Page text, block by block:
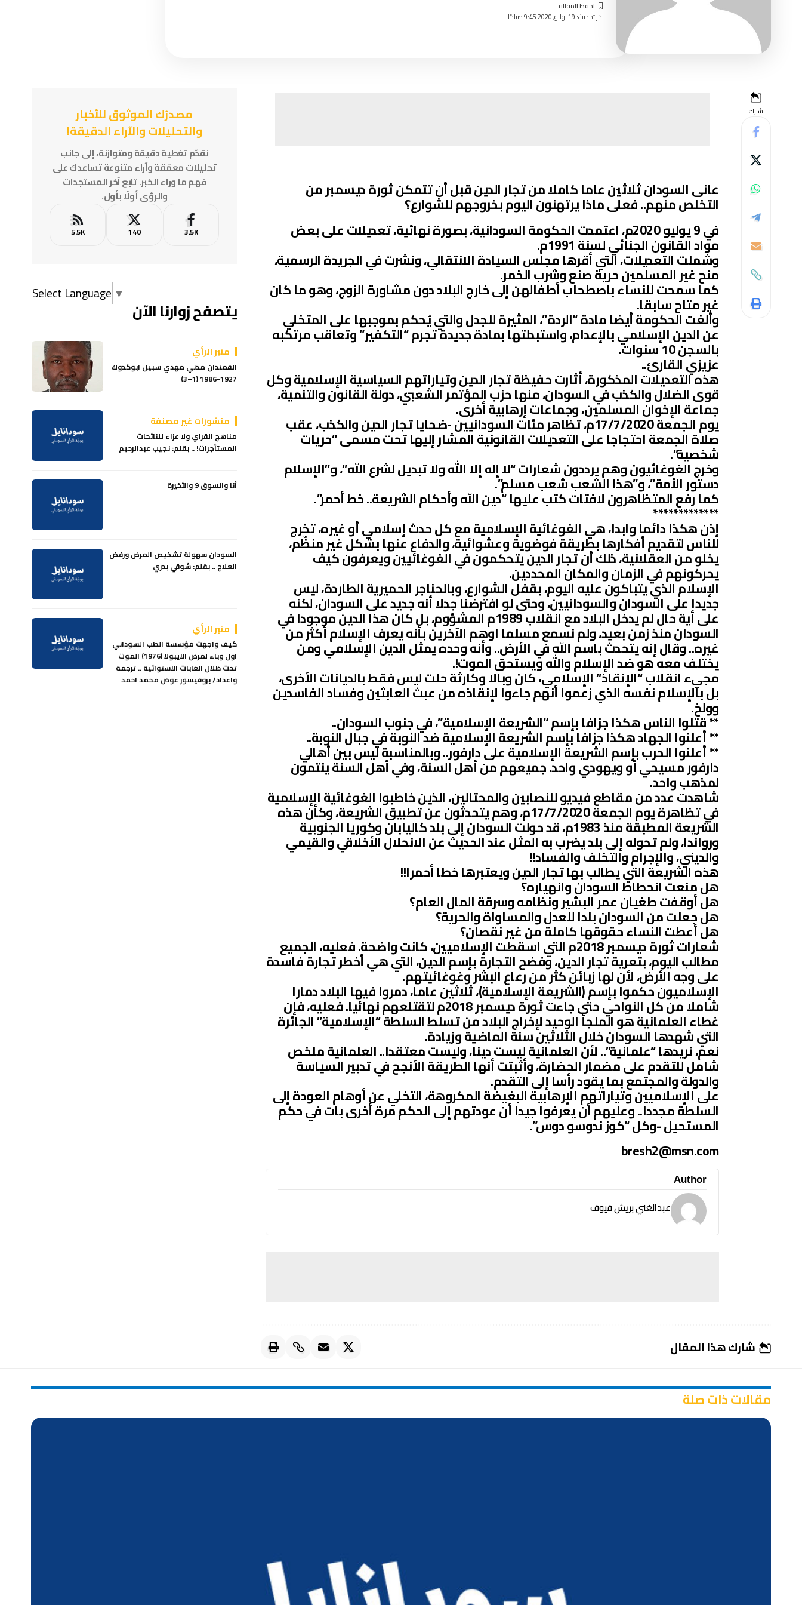
اخر تحديث: 19 يوليو, 2020 9:45 صباحًا
شارك
عانى السودان ثلاثين عاما كاملا من تجار الدين قبل أن تتمكن ثورة ديسمبر من
التخلص منهم.. فعلى ماذا يرتهنون اليوم بخروجهم للشوارع؟
في 9 يوليو 2020م، اعتمدت الحكومة السودانية، بصورة نهائية، تعديلات على بعض
مواد القانون الجنائي لسنة 1991م.
وشملت التعديلات، التي أقرها مجلس السيادة الانتقالي، ونشرت في الجريدة الرسمية،
منح غير المسلمين حرية صنع وشرب الخمر.
كما سمحت للنساء باصطحاب أطفالهن إلى خارج البلاد دون مشاورة الزوج، وهو ما كان
غير متاح سابقا.
وألغت الحكومة أيضا مادة “الردة”، المثيرة للجدل والتي يُحكم بموجبها على المتخلي
عن الدين الإسلامي بالإعدام، واستبدلتها بمادة جديدة تجرم “التكفير” وتعاقب مرتكبه
بالسجن 10 سنوات.
عزيزي القارئ..
هذه التعديلات المذكورة، أثارت حفيظة تجار الدين وتياراتهم السياسية الإسلامية وكل
قوى الضلال والكذب في السودان، منها حزب المؤتمر الشعبي، دولة القانون والتنمية،
جماعة الإخوان المسلمين، وجماعات إرهابية أخرى.
يوم الجمعة 17/7/2020م، تظاهر مئات السودانيين -ضحايا تجار الدين والكذب، عقب
صلاة الجمعة احتجاجا على التعديلات القانونية المشار إليها تحت مسمى “حريات
شخصية”.
وخرج الغوغائيون وهم يرددون شعارات “لا إله إلا الله ولا تبديل لشرع الله”، و”الإسلام
دستور الأمة”، و”هذا الشعب شعب مسلم”.
كما رفع المتظاهرون لافتات كتب عليها “دين الله وأحكام الشريعة.. خط أحمر”.
*************
إذن هكذا دائما وابدا، هي الغوغائية الإسلامية مع كل حدث إسلامي أو غيره، تخرج
للناس لتقديم أفكارها بطريقة فوضوية وعشوائية، والدفاع عنها بشكل غير منظّم،
يخلو من العقلانية، ذلك أن تجار الدين يتحكمون في الغوغائيين ويعرفون كيف
يحركونهم في الزمان والمكان المحددين.
الإسلام الذي يتباكون عليه اليوم، بقفل الشوارع، وبالحناجر الحميرية الطاردة، ليس
جديدا على السودان والسودانيين، وحتى لو افترضنا جدلا أنه جديد على السودان، لكنه
على أية حال لم يدخل البلاد مع انقلاب 1989م المشؤوم، بل كان هذا الدين موجودا في
السودان منذ زمن بعيد، ولم نسمع مسلما اوهم الآخرين بأنه يعرف الإسلام أكثر من
غيره.. وقال إنه يتحدث باسم الله في الأرض.. وأنه وحده يمثل الدين الإسلامي ومن
يختلف معه هو ضد الإسلام والله ويستحق الموت!.
مجيء انقلاب “الإنقاذ” الإسلامي، كان وبالا وكارثة حلت ليس فقط بالديانات الأخرى،
بل بالإسلام نفسه الذي زعموا أنهم جاءوا لإنقاذه من عبث العابثين وفساد الفاسدين
وولخ.
** قتلوا الناس هكذا جزافا بإسم “الشريعة الإسلامية”، في جنوب السودان..
** أعلنوا الجهاد هكذا جزافا بإسم الشريعة الإسلامية ضد النوبة في جبال النوبة..
** أعلنوا الحرب بإسم الشريعة الإسلامية على دارفور.. وبالمناسبة ليس بين أهالي
دارفور مسيحي أو ويهودي واحد. جميعهم من أهل السنة، وفي أهل السنة ينتمون
لمذهب واحد.
شاهدت عدد من مقاطع فيديو للنصابين والمحتالين، الذين خاطبوا الغوغائية الإسلامية
في تظاهرة يوم الجمعة 17/7/2020م، وهم يتحدثون عن تطبيق الشريعة، وكأن هذه
الشريعة المطبقة منذ 1983م، قد حولت السودان إلى بلد كاليابان وكوريا الجنوبية
ورواندا، ولم تحوله إلى بلد يضرب به المثل عند الحديث عن الانحلال الأخلاقي والقيمي
والديني، والإجرام والتخلف والفساد!!
هذه الشريعة التي يطالب بها تجار الدين ويعتبرها خطاً أحمرا!!
هل منعت انحطاط السودان وانهياره؟
هل أوقفت طغيان عمر البشير ونظامه وسرقة المال العام؟
هل جعلت من السودان بلدا للعدل والمساواة والحرية؟
هل أعطت النساء حقوقها كاملة من غير نقصان؟
شعارات ثورة ديسمبر 2018م التي اسقطت الإسلاميين، كانت واضحة. فعليه، الجميع
مطالب اليوم، بتعرية تجار الدين، وفضح التجارة بإسم الدين، التي هي أخطر تجارة فاسدة
على وجه الأرض، لأن لها زبائن كثر من رعاع البشر وغوغائيتهم.
الإسلاميون حكموا بإسم (الشريعة الإسلامية)، ثلاثين عاما، دمروا فيها البلاد دمارا
شاملا من كل النواحي حتى جاءت ثورة ديسمبر 2018م لتقتلعهم نهائيا. فعليه، فإن
غطاء العلمانية هو الملجأ الوحيد لإخراج البلاد من تسلط السلطة “الإسلامية” الجائرة
التي شهدها السودان خلال الثلاثين سنة الماضية وزيادة.
نعم، نريدها “علمانية”.. لأن العلمانية ليست دينا، وليست معتقدا.. العلمانية ملخص
شامل للتقدم على مضمار الحضارة، وأثبتت أنها الطريقة الأنجح في تدبير السياسة
والدولة والمجتمع بما يقود رأسا إلى التقدم.
على الإسلاميين وتياراتهم الإرهابية البغيضة المكروهة، التخلي عن أوهام العودة إلى
السلطة مجددا.. وعليهم أن يعرفوا جيدا أن عودتهم إلى الحكم مرة أخرى بات في حكم
المستحيل -وكل “كوز ندوسو دوس”.
bresh2@msn.com
Author
عبدالغني بريش فيوف
شارك هذا المقال
مصدرُك الموثوق للأخبار
والتحليلات والآراء الدقيقة!
نقدّم تغطية دقيقة ومتوازنة، إلى جانب
تحليلات معمّقة وآراء متنوعة تساعدك على
فهم ما وراء الخبر. تابع آخر المستجدات
والرؤى أولًا بأول.
3.5K
140
5.5K
Select Language ▼
يتصفح زوارنا الآن
منبر الرأي
القمندان مدني مهدي سبيل ابوكدوك
1927-1986 (1–3)
منشورات غير مصنفة
مناهج القراي ولا عزاء للنائحات
المستأجرات! .. بقلم: نجيب عبدالرحيم
أنا والسوق 9 والأخيرة
السودان سهولة تشخيص المرض ورفض
العلاج .. بقلم: شوقي بدري
منبر الرأي
كيف واجهت مؤسسة الطب السوداني
اول وباء لمرض الايبولا (1976) الموت
تحت ظلال الغابات الاستوائية .. ترجمة
واعداد/ بروفيسور عوض محمد احمد
مقالات ذات صلة